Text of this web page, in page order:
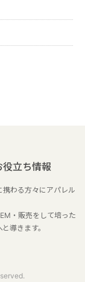
役立ち情報
わる方々にアパレル
・販売をして培った
導きます。